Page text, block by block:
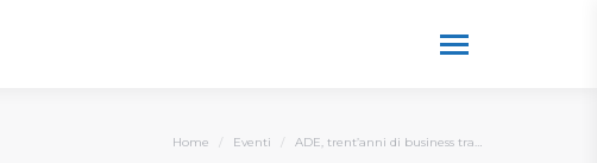
You are here:
Home Eventi ADE, trent’anni di business tra…